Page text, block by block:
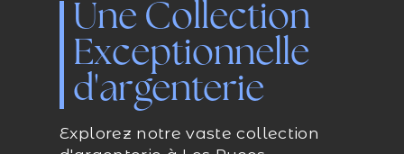
Une Collection
Exceptionnelle
d'argenterie
Explorez notre vaste collection